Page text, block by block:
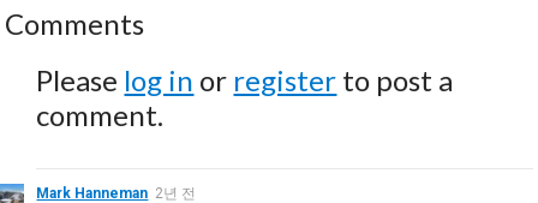
Comments
Please log in or register to post a
comment.
Mark Hanneman 2년 전